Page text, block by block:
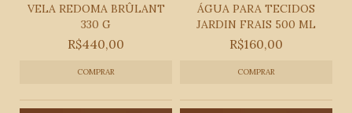
VELA REDOMA BRÛLANT
330 G
R$440,00
ÁGUA PARA TECIDOS
JARDIN FRAIS 500 ML
R$160,00